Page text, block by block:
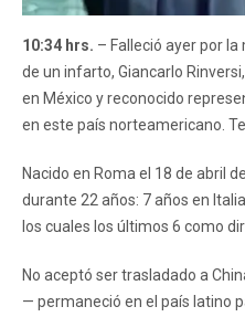
10:34 hrs. – Falleció ayer por
de un infarto, Giancarlo
en México y reconocido
en este país norteamericano.
Nacido en Roma el 18 de abril
durante 22 años: 7 años en
los cuales los últimos 6 como
No aceptó ser trasladado a
— permaneció en el país latino